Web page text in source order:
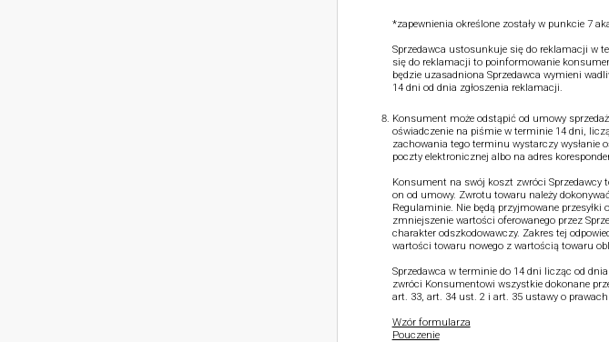
*zapewnienia określone zostały w punkcie 7
Sprzedawca ustosunkuje się do reklamacji w
się do reklamacji to poinformowanie
będzie uzasadniona Sprzedawca wymieni
14 dni od dnia zgłoszenia reklamacji.
Konsument może odstąpić od umowy
oświadczenie na piśmie w terminie 14 dni,
zachowania tego terminu wystarczy wysłanie
poczty elektronicznej albo na adres
Konsument na swój koszt zwróci Sprzedawcy
on od umowy. Zwrotu towaru należy
Regulaminie. Nie będą przyjmowane przesyłki
zmniejszenie wartości oferowanego przez
charakter odszkodowawczy. Zakres tej
wartości towaru nowego z wartością towaru
Sprzedawca w terminie do 14 dni licząc od
zwróci Konsumentowi wszystkie dokonane
art. 33, art. 34 ust. 2 i art. 35 ustawy o
Wzór formularza
Pouczenie